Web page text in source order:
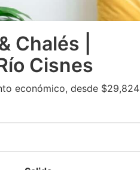
Chalés |
Cisnes
económico, desde $29,824